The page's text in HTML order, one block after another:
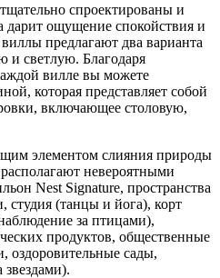
спроектированы и
дарит ощущение спокойствия и
предлагают два варианта
и светлую. Благодаря
вилле вы можете
которая представляет собой
включающее столовую,
элементом слияния природы
невероятными
Nest Signature, пространства
студия (танцы и йога), корт
за птицами),
продуктов, общественные
оздоровительные сады,
звездами).